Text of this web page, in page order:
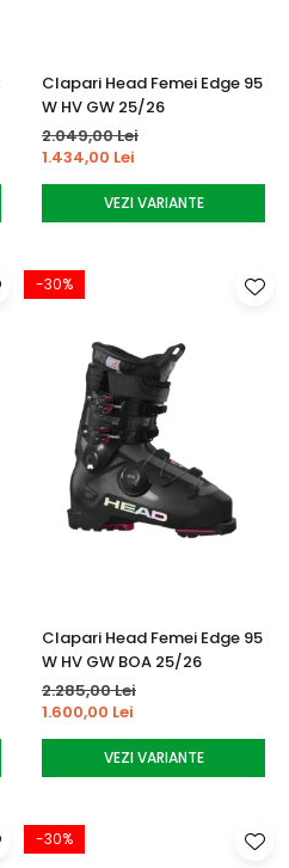
Clapari Head Femei Edge 95
W HV GW 25/26
2.049,00 Lei
1.434,00 Lei
VEZI VARIANTE
-30%
Clapari Head Femei Edge 95
W HV GW BOA 25/26
2.285,00 Lei
1.600,00 Lei
VEZI VARIANTE
-30%